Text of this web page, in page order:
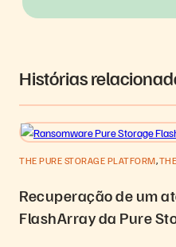
Histórias
THE PURE STORAGE PLATFORM
Recuperação de um
FlashArray da Pure